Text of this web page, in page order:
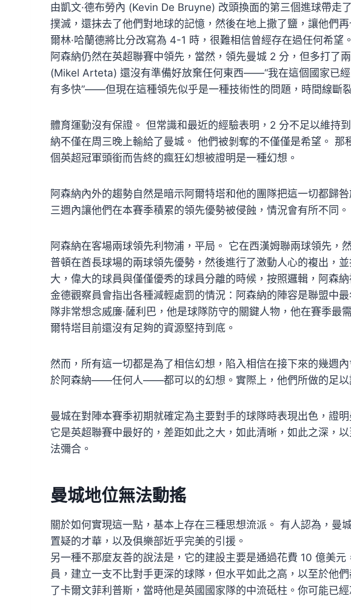
由凱文·德布勞內 (Kevin De Bruyne) 改頭換面的第三個進球帶走
撲滅，還抹去了他們對地球的記憶，然後在地上撒了鹽，讓他們
爾林·哈蘭德將比分改寫為 4-1 時，很難相信曾經存在過任何希望。
阿森納仍然在英超聯賽中領先，當然，領先曼城 2 分，但多打了
(Mikel Arteta) 還沒有準備好放棄任何東西——“我在這個國家已經
有多快”——但現在這種領先似乎是一種技術性的問題，時間線斷
體育運動沒有保證。 但常識和最近的經驗表明，2 分不足以維持
納不僅在周三晚上輸給了曼城。 他們被剝奪的不僅僅是希望。
個英超冠軍頭銜而告終的瘋狂幻想被證明是一種幻想。
阿森納內外的趨勢自然是暗示阿爾特塔和他的團隊把這一切都歸
三週內讓他們在本賽季積累的領先優勢被侵蝕，情況會有所不同。
阿森納在客場兩球領先利物浦，平局。 它在西漢姆聯兩球領先，
普頓在酋長球場的兩球領先優勢，然後進行了激動人心的複出，
大，偉大的球員與僅僅優秀的球員分離的時候，按照邏輯，阿森納
金德觀察員會指出各種減輕處罰的情況：阿森納的陣容是聯盟中
隊非常想念威廉·薩利巴，他是球隊防守的關鍵人物，他在賽季最
爾特塔目前還沒有足夠的資源堅持到底。
然而，所有這一切都是為了相信幻想，陷入相信在接下來的幾週
於阿森納——任何人——都可以的幻想。實際上，他們所做的足以
曼城在對陣本賽季初期就確定為主要對手的球隊時表現出色，證
它是英超聯賽中最好的，差距如此之大，如此清晰，如此之深，
法彌合。
曼城地位無法動搖
關於如何實現這一點，基本上存在三種思想流派。 有人認為，曼
置疑的才華，以及俱樂部近乎完美的引援。
另一種不那麼友善的說法是，它的建設主要是通過花費 10 億美
員，建立一支不比對手更深的球隊，但水平如此之高，以至於他
了卡爾文菲利普斯，當時他是英國國家隊的中流砥柱。你可能已經